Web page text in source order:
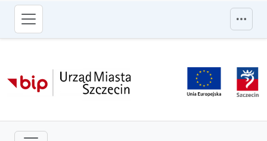
przejdź do głównego menu